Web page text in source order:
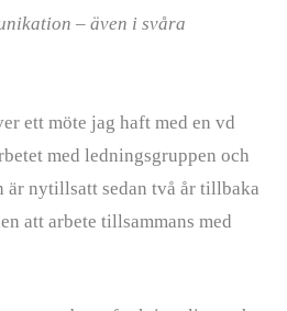
– även i svåra
ett möte jag haft med en vd
med ledningsgruppen och
är nytillsatt sedan två år tillbaka
att arbete tillsammans med